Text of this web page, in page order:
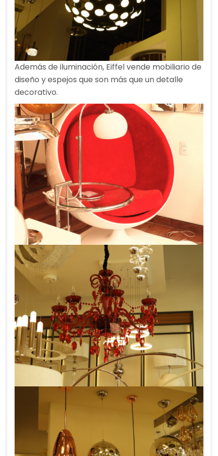
Además de iluminación, Eiffel vende mobiliario de
diseño y espejos que son más que un detalle
decorativo.